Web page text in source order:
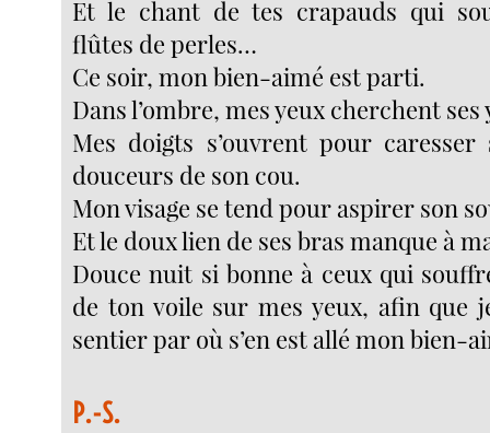
Et le chant de tes crapauds qui
flûtes de perles…
Ce soir, mon bien-aimé est parti.
Dans l’ombre, mes yeux cherchent ses
Mes doigts s’ouvrent pour
douceurs de son cou.
Mon visage se tend pour aspirer son
Et le doux lien de ses bras manque à
Douce nuit si bonne à ceux qui
de ton voile sur mes yeux, afin que
sentier par où s’en est allé mon bien-
P.-S.